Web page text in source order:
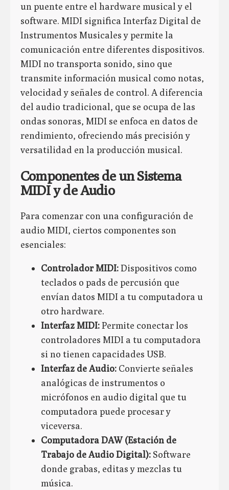
un puente entre el hardware musical y el
software. MIDI significa Interfaz Digital de
Instrumentos Musicales y permite la
comunicación entre diferentes dispositivos.
MIDI no transporta sonido, sino que
transmite información musical como notas,
velocidad y señales de control. A diferencia
del audio tradicional, que se ocupa de las
ondas sonoras, MIDI se enfoca en datos de
rendimiento, ofreciendo más precisión y
versatilidad en la producción musical.
Componentes de un Sistema
MIDI y de Audio
Para comenzar con una configuración de
audio MIDI, ciertos componentes son
esenciales:
Controlador MIDI:Dispositivos como
teclados o pads de percusión que
envían datos MIDI a tu computadora u
otro hardware.
Interfaz MIDI:Permite conectar los
controladores MIDI a tu computadora
si no tienen capacidades USB.
Interfaz de Audio: Convierte señales
analógicas de instrumentos o
micrófonos en audio digital que tu
computadora puede procesar y
viceversa.
Computadora DAW (Estación de
Trabajo de Audio Digital): Software
donde grabas, editas y mezclas tu
música.